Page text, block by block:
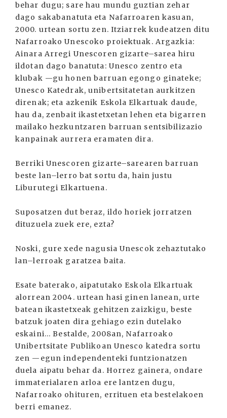
behar dugu; sare hau mundu guztian zehar
dago sakabanatuta eta Nafarroaren kasuan,
2000. urtean sortu zen. Itziarrek kudeatzen ditu
Nafarroako Unescoko proiektuak. Argazkia:
Ainara Arregi Unescoren gizarte–sarea hiru
ildotan dago banatuta: Unesco zentro eta
klubak —gu honen barruan egongo ginateke;
Unesco Katedrak, unibertsitatetan aurkitzen
direnak; eta azkenik Eskola Elkartuak daude,
hau da, zenbait ikastetxetan lehen eta bigarren
mailako hezkuntzaren barruan sentsibilizazio
kanpainak aurrera eramaten dira.
Berriki Unescoren gizarte–sarearen barruan
beste lan–lerro bat sortu da, hain justu
Liburutegi Elkartuena.
Suposatzen dut beraz, ildo horiek jorratzen
dituzuela zuek ere, ezta?
Noski, gure xede nagusia Unescok zehaztutako
lan–lerroak garatzea baita.
Esate baterako, aipatutako Eskola Elkartuak
alorrean 2004. urtean hasi ginen lanean, urte
batean ikastetxeak gehitzen zaizkigu, beste
batzuk joaten dira gehiago ezin dutelako
eskaini... Bestalde, 2008an, Nafarroako
Unibertsitate Publikoan Unesco katedra sortu
zen —egun independenteki funtzionatzen
duela aipatu behar da. Horrez gainera, ondare
immaterialaren arloa ere lantzen dugu,
Nafarroako ohituren, errituen eta bestelakoen
berri emanez.